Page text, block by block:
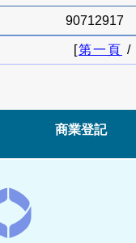
90712917
[第一頁 /
商業登記